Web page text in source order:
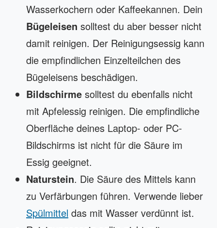
Wasserkochern oder Kaffeekannen. Dein
Bügeleisen solltest du aber besser nicht
damit reinigen. Der Reinigungsessig kann
die empfindlichen Einzelteilchen des
Bügeleisens beschädigen.
Bildschirme solltest du ebenfalls nicht
mit Apfelessig reinigen. Die empfindliche
Oberfläche deines Laptop- oder PC-
Bildschirms ist nicht für die Säure im
Essig geeignet.
Naturstein. Die Säure des Mittels kann
zu Verfärbungen führen. Verwende lieber
Spülmittel das mit Wasser verdünnt ist.